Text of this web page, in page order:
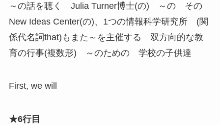
～の話を聴く Julia Turner博士(の) ～の その
New Ideas Center(の)、1つの情報科学研究所 (関
係代名詞that)もまた～を主催する 双方向的な教
育の行事(複数形) ～のための 学校の子供達
First, we will
★6行目